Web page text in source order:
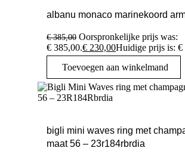
albanu monaco marinekoord
€385,00 Oorspronkelijke prijs was:
€ 385,00.€ 230,00Huidige prijs is: €
Toevoegen aan winkelmand
bigli mini waves ring met
maat 56 – 23r184rbrdia